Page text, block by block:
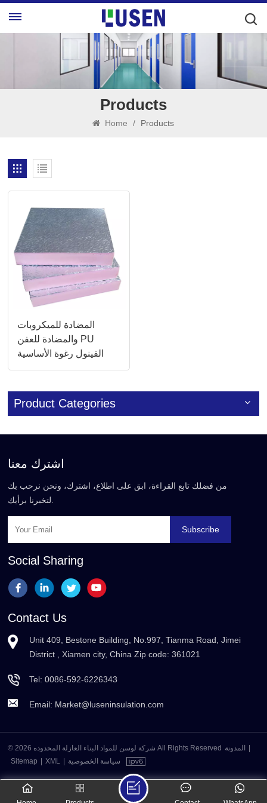
Products
Home / Products
المضادة للميكروبات
والمضادة للعفن PU
الفينول رغوة الأساسية
لوحات مجاري الهواء
Product Categories
اشترك معنا
من فضلك تابع القراءة، ابق على اطلاع، اشترك، ونحن نرحب بك
لتخبرنا برأيك.
Subscribe
Social Sharing
Contact Us
Unit 409, Bestone Building, No.997, Tianma Road, Jimei
District , Xiamen city, China Zip code: 361021
Tel:0086-592-6226343
Email: Market@luseninsulation.com
© 2026 شركة لوسن للمواد البناء العازلة المحدوده All Rights Reserved المدونة
Sitemap
XML سياسة الخصوصية